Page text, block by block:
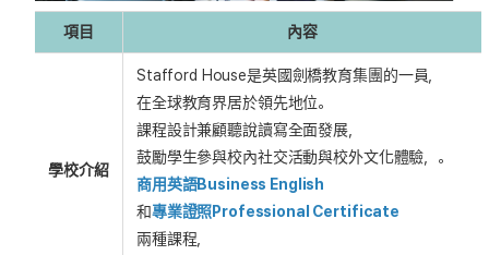
項目 內容
學校介紹
Stafford House是英國劍橋教育集團的一員，
在全球教育界居於領先地位。
課程設計兼顧聽說讀寫全面發展，
鼓勵學生參與校內社交活動與校外文化體驗，。
商用英語Business English
和專業證照Professional Certificate
兩種課程，